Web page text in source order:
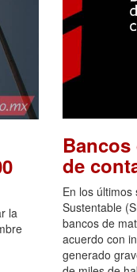
la
de
En los
Sustentable
bancos de
acuerdo con
generado